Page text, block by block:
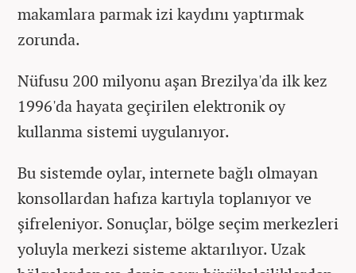
makamlara parmak izi kaydını yaptırmak
zorunda.
Nüfusu 200 milyonu aşan Brezilya'da ilk kez
1996'da hayata geçirilen elektronik oy
kullanma sistemi uygulanıyor.
Bu sistemde oylar, internete bağlı olmayan
konsollardan hafıza kartıyla toplanıyor ve
şifreleniyor. Sonuçlar, bölge seçim merkezleri
yoluyla merkezi sisteme aktarılıyor. Uzak